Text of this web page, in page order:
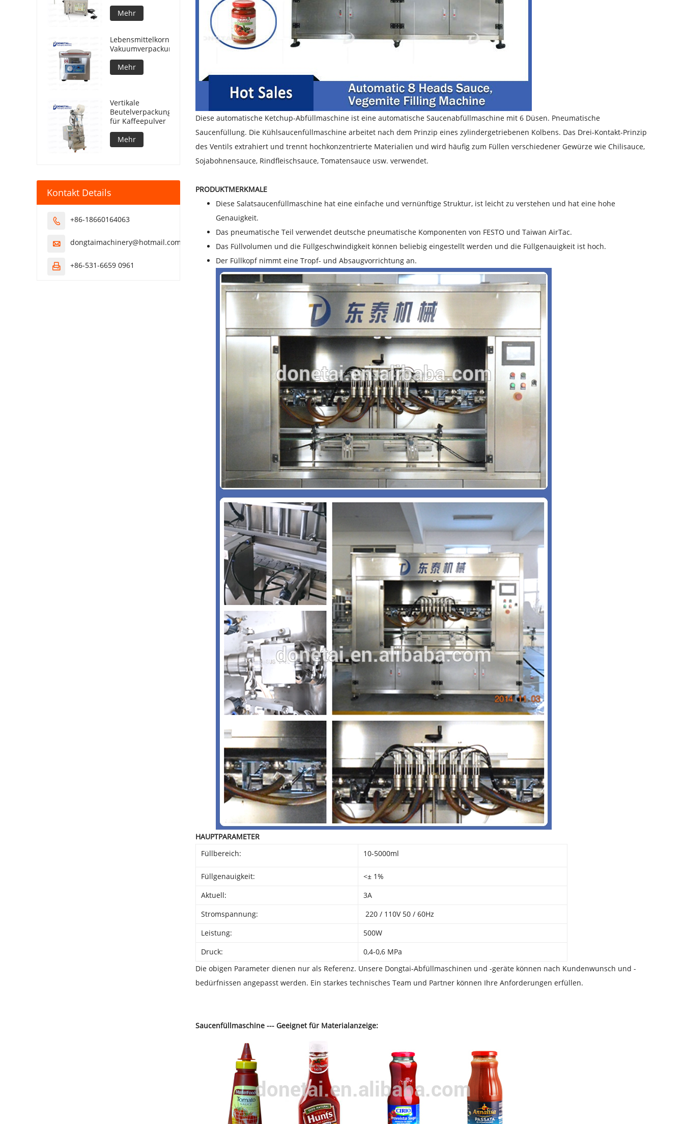
Diese automatische Ketchup-Abfüllmaschine ist eine automatische Saucenabfüllmaschine mit 6 Düsen. Pneumatische
Saucenfüllung. Die Kühlsaucenfüllmaschine arbeitet nach dem Prinzip eines zylindergetriebenen Kolbens. Das Drei-Kontakt-Prinzip
des Ventils extrahiert und trennt hochkonzentrierte Materialien und wird häufig zum Füllen verschiedener Gewürze wie Chilisauce,
Sojabohnensauce, Rindfleischsauce, Tomatensauce usw. verwendet.
PRODUKTMERKMALE
Diese Salatsaucenfüllmaschine hat eine einfache und vernünftige Struktur, ist leicht zu verstehen und hat eine hohe
Genauigkeit.
Das pneumatische Teil verwendet deutsche pneumatische Komponenten von FESTO und Taiwan AirTac.
Das Füllvolumen und die Füllgeschwindigkeit können beliebig eingestellt werden und die Füllgenauigkeit ist hoch.
Der Füllkopf nimmt eine Tropf- und Absaugvorrichtung an.
HAUPTPARAMETER
Füllbereich:
10-5000ml
Füllgenauigkeit:
<± 1%
Aktuell:
3A
Stromspannung:
220 / 110V 50 / 60Hz
Leistung:
500W
Druck:
0,4-0,6 MPa
Die obigen Parameter dienen nur als Referenz. Unsere Dongtai-Abfüllmaschinen und -geräte können nach Kundenwunsch und -
bedürfnissen angepasst werden. Ein starkes technisches Team und Partner können Ihre Anforderungen erfüllen.
Saucenfüllmaschine --- Geeignet für Materialanzeige:
Mehr
Lebensmittelkorn-
Vakuumverpackungsmaschine
Mehr
Vertikale
Beutelverpackungsmaschine
für Kaffeepulver
Mehr
Kontakt Details
 +86-18660164063
 dongtaimachinery@hotmail.com
 +86-531-6659 0961